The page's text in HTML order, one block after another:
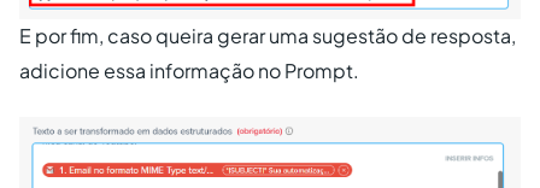
E por fim, caso queira gerar uma sugestão de resposta,
adicione essa informação no Prompt.